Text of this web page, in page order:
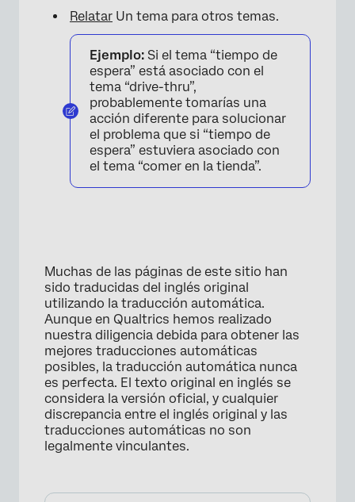
Relatar Un tema para otros temas.
Ejemplo: Si el tema “tiempo de
espera” está asociado con el
tema “drive-thru”,
probablemente tomarías una
acción diferente para solucionar
el problema que si “tiempo de
espera” estuviera asociado con
el tema “comer en la tienda”.
Muchas de las páginas de este sitio han
sido traducidas del inglés original
utilizando la traducción automática.
Aunque en Qualtrics hemos realizado
nuestra diligencia debida para obtener las
mejores traducciones automáticas
posibles, la traducción automática nunca
es perfecta. El texto original en inglés se
considera la versión oficial, y cualquier
discrepancia entre el inglés original y las
traducciones automáticas no son
legalmente vinculantes.